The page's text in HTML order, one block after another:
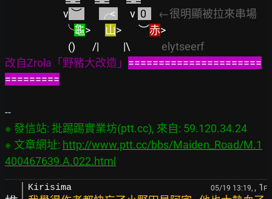
v ︶ ╭< v 0
←很明顯被拉來串場
╰龜> 山>       ︶赤>
()       /|          |\
             elytseerf
改自Zrola「野豬大改造」 ======================
=========
※ 發信站: 批踢踢實業坊(ptt.cc), 來自: 59.120.34.24
※ 文章網址: http://www.ptt.cc/bbs/Maiden_Road/M.1
400467639.A.022.html
Kirisima 05/19 13:19, , 1 F